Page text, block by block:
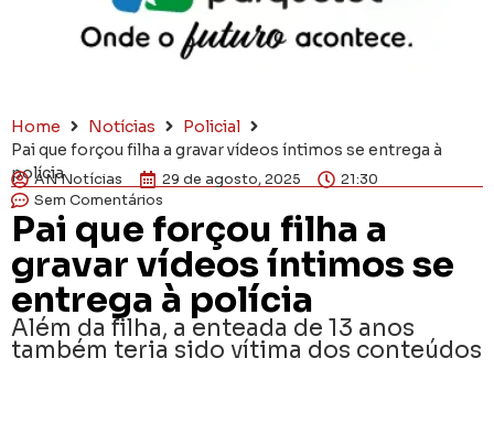
Home Notícias
Policial
Pai que forçou filha a gravar vídeos íntimos se entrega à
polícia
AN Notícias 29 de agosto, 2025
21:30
Sem Comentários
Pai que forçou filha a
gravar vídeos íntimos se
entrega à polícia
Além da filha, a enteada de 13 anos
também teria sido vítima dos conteúdos